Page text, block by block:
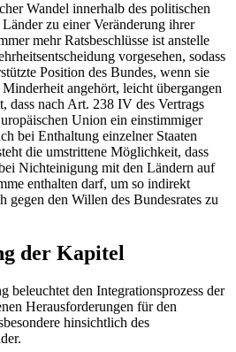
Wandel innerhalb des politischen
zu einer Veränderung ihrer
mehr Ratsbeschlüsse ist anstelle
vorgesehen, sodass
Position des Bundes, wenn sie
angehört, leicht übergangen
dass nach Art. 238 IV des Vertrags
Union ein einstimmiger
bei Enthaltung einzelner Staaten
die umstrittene Möglichkeit, dass
Nichteinigung mit den Ländern auf
enthalten darf, um so indirekt
gegen den Willen des Bundesrates zu
der Kapitel
beleuchtet den Integrationsprozess der
Herausforderungen für den
hinsichtlich des